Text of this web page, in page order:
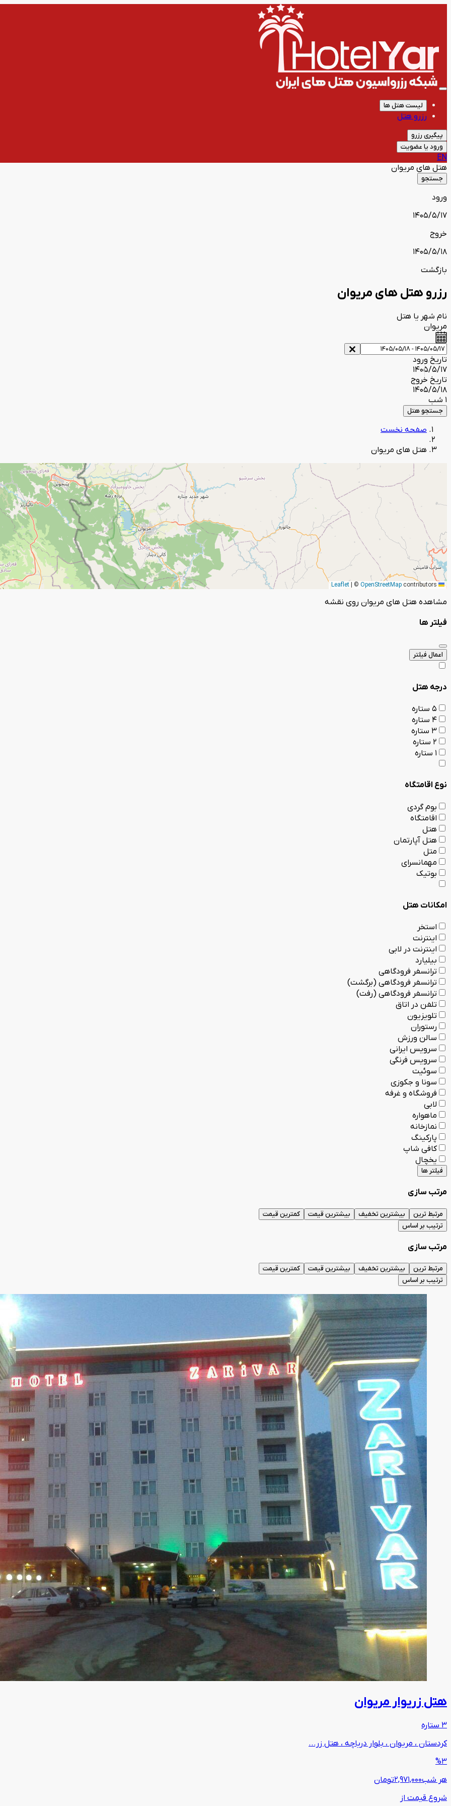
لیست هتل ها
رزرو هتل
پیگیری رزرو
ورود یا عضویت
EN
هتل های مریوان
جستجو
ورود
1405/5/17
خروج
1405/5/18
بازگشت
رزرو هتل های مریوان
نام شهر یا هتل
مریوان
تاریخ ورود
1405/5/17
تاریخ خروج
1405/5/18
1 شب
جستجو هتل
صفحه نخست
هتل های مریوان
© OpenStreetMap contributors
مشاهده هتل های مریوان روی نقشه
فیلتر ها
اعمال فیلتر
درجه هتل
5 ستاره
4 ستاره
3 ستاره
2 ستاره
1 ستاره
نوع اقامتگاه
بوم گردی
اقامتگاه
هتل
هتل آپارتمان
متل
مهمانسرای
بوتیک
امکانات هتل
استخر
اینترنت
اینترنت در لابی
بیلیارد
ترانسفر فرودگاهی
ترانسفر فرودگاهی (برگشت)
ترانسفر فرودگاهی (رفت)
تلفن در اتاق
تلویزیون
رستوران
سالن ورزش
سرویس ایرانی
سرویس فرنگی
سوئیت
سونا و جکوزی
فروشگاه و غرفه
لابی
ماهواره
نمازخانه
پارکینگ
کافی شاپ
یخچال
فیلتر ها
مرتب سازی
مرتبط ترین بیشترین تخفیف بیشترین قیمت
کمترین قیمت
ترتیب بر اساس
مرتب سازی
مرتبط ترین بیشترین تخفیف بیشترین قیمت
کمترین قیمت
ترتیب بر اساس
هتل زریوار مریوان
3 ستاره
کردستان ، مریوان ، بلوار دریاچه ، هتل زر...
%3
هر شب2,971,000تومان
شروع قیمت از